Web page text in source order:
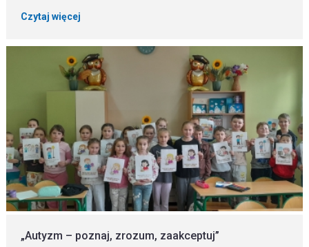
Czytaj więcej
„Autyzm – poznaj, zrozum, zaakceptuj”